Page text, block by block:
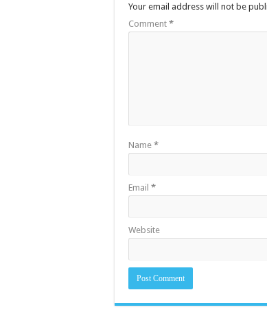
Your email address will not be
Comment *
Name *
Email *
Website